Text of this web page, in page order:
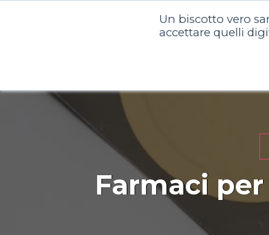
Un biscotto vero
accettare quelli
Chi
Farmaci